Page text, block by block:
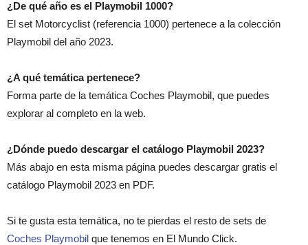
¿De qué año es el Playmobil 1000?
El set Motorcyclist (referencia 1000) pertenece a la colección
Playmobil del año 2023.
¿A qué temática pertenece?
Forma parte de la temática Coches Playmobil, que puedes
explorar al completo en la web.
¿Dónde puedo descargar el catálogo Playmobil 2023?
Más abajo en esta misma página puedes descargar gratis el
catálogo Playmobil 2023 en PDF.
Si te gusta esta temática, no te pierdas el resto de sets de
Coches Playmobil que tenemos en El Mundo Click.